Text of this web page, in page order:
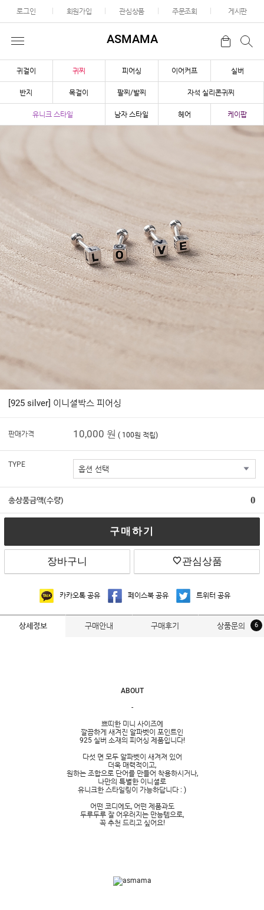
로그인 회원가입 관심상품 주문조회 게시판
ASMAMA
귀걸이 귀찌 피어싱 이어커프 실버
반지 목걸이 팔찌/발찌 자석 실리콘귀찌
유니크 스타일 남자 스타일 헤어 케이팝
[925 silver] 이니셜박스 피어싱
판매가격 10,000 원 ( 100원 적립)
TYPE
총상품금액(수량) 0
구매하기
장바구니 관심상품
카카오톡 공유 페이스북 공유 트위터 공유
상세정보 구매안내 구매후기 6
상품문의
ABOUT
-
쁘띠한 미니 사이즈에
깔끔하게 새겨진 알파벳이 포인트인
925 실버 소재의 피어싱 제품입니다!
다섯 면 모두 알파벳이 새겨져 있어
더욱 매력적이고,
원하는 조합으로 단어를 만들어 착용하시거나,
나만의 특별한 이니셜로
유니크한 스타일링이 가능하답니다 : )
어떤 코디에도, 어떤 제품과도
두루두루 잘 어우러지는 만능템으로,
꼭 추천 드리고 싶어요!